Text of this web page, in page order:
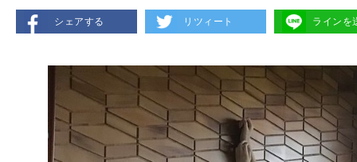
シェアする リツィート ラインを